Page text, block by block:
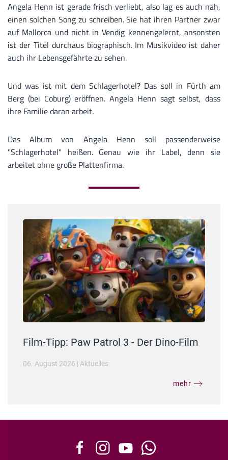
Angela Henn ist gerade frisch verliebt, also lag es auch nah,
einen solchen Song zu schreiben. Sie hat ihren Partner zwar
auf Mallorca und nicht in Vendig kennengelernt, ansonsten
ist der Titel durchaus biographisch. Im Musikvideo ist daher
auch ihr Lebensgefährte zu sehen.
Und was ist mit dem Schlagerhotel? Das soll in Fürth am
Berg (bei Coburg) eröffnen. Angela Henn sagt selbst, dass
ihre Familie daran arbeit.
Das Album von Angela Henn soll passenderweise
"Schlagerhotel" heißen. Genau wie ihr Label, denn sie
arbeitet ohne große Plattenfirma.
Film-Tipp: Paw Patrol 3 - Der Dino-Film
06. August 2026 | Aktuelles
mehr